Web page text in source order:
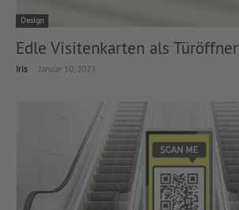
Design
Edle Visitenkarten als Türöffner
Iris Januar 10, 2023